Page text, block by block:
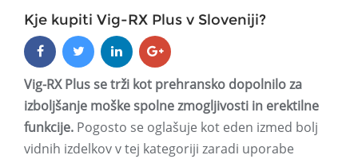
Kje kupiti Vig-RX Plus v Sloveniji?
Vig-RX Plus se trži kot prehransko dopolnilo za
izboljšanje moške spolne zmogljivosti in erektilne
funkcije. Pogosto se oglašuje kot eden izmed bolj
vidnih izdelkov v tej kategoriji zaradi uporabe